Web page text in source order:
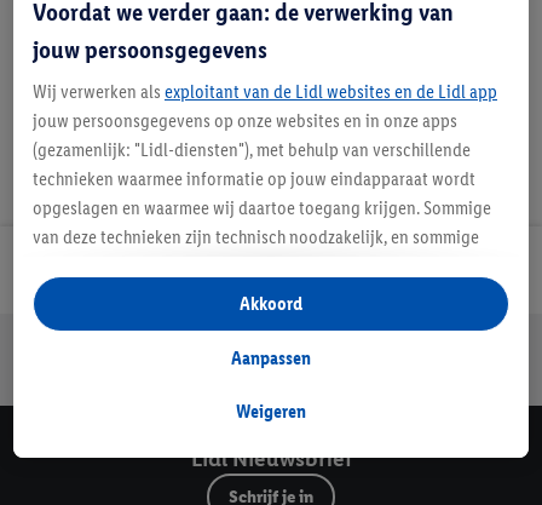
Veilig winkelen
Lidl Nieuwsbrief
Schrijf je in
Voordat we verder gaan: de verwerking van
jouw persoonsgegevens
Wij verwerken als exploitant van de Lidl websites en de Lidl app
jouw persoonsgegevens op onze websites en in onze apps
(gezamenlijk: "Lidl-diensten"), met behulp van verschillende
technieken waarmee informatie op jouw eindapparaat wordt
opgeslagen en waarmee wij daartoe toegang krijgen. Sommige
van deze technieken zijn technisch noodzakelijk, en sommige
opslaan van voorkeursinstellingen, het verzamelen en
analyseren van statistieken of voor het tonen van
gepersonaliseerde reclame binnen en buiten de Lidl-diensten.
gegevens over jouw aankoopgedrag in de winkel ook voor de
Als je hier toestemming geeft aan ons voor het personaliseren
van reclame en als je vervolgens een Lidl Plus-account
Weigeren
Aanpassen
Akkoord